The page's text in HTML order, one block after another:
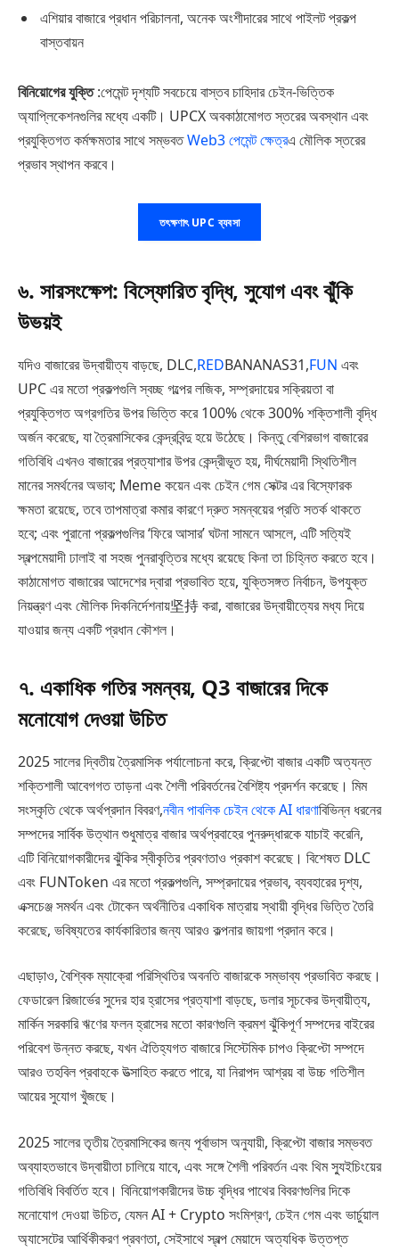
এশিয়ার বাজারে প্রধান পরিচালনা, অনেক অংশীদারের সাথে পাইলট প্রকল্প
বাস্তবায়ন
বিনিয়োগের যুক্তি:পেমেন্ট দৃশ্যটি সবচেয়ে বাস্তব চাহিদার চেইন-ভিত্তিক
অ্যাপ্লিকেশনগুলির মধ্যে একটি। UPCX অবকাঠামোগত স্তরের অবস্থান এবং
প্রযুক্তিগত কর্মক্ষমতার সাথে সম্ভবতWeb3 পেমেন্ট ক্ষেত্রএ মৌলিক স্তরের
প্রভাব স্থাপন করবে।
তৎক্ষণাৎ UPC ব্যবসা
৬. সারসংক্ষেপ: বিস্ফোরিত বৃদ্ধি, সুযোগ এবং ঝুঁকি
উভয়ই
যদিও বাজারের উদ্বায়ীত্য বাড়ছে, DLC,REDBANANAS31,FUN এবং
UPC এর মতো প্রকল্পগুলি স্বচ্ছ গল্পের লজিক, সম্প্রদায়ের সক্রিয়তা বা
প্রযুক্তিগত অগ্রগতির উপর ভিত্তি করে 100% থেকে 300% শক্তিশালী বৃদ্ধি
অর্জন করেছে, যা ত্রৈমাসিকের কেন্দ্রবিন্দু হয়ে উঠেছে। কিন্তু বেশিরভাগ বাজারের
গতিবিধি এখনও বাজারের প্রত্যাশার উপর কেন্দ্রীভূত হয়, দীর্ঘমেয়াদী স্থিতিশীল
মানের সমর্থনের অভাব; Meme কয়েন এবং চেইন গেম সেক্টর এর বিস্ফোরক
ক্ষমতা রয়েছে, তবে তাপমাত্রা কমার কারণে দ্রুত সমন্বয়ের প্রতি সতর্ক থাকতে
হবে; এবং পুরানো প্রকল্পগুলির ‘ফিরে আসার’ ঘটনা সামনে আসলে, এটি সত্যিই
স্বল্পমেয়াদী ঢালাই বা সহজ পুনরাবৃত্তির মধ্যে রয়েছে কিনা তা চিহ্নিত করতে হবে।
কাঠামোগত বাজারের আদেশের দ্বারা প্রভাবিত হয়ে, যুক্তিসঙ্গত নির্বাচন, উপযুক্ত
নিয়ন্ত্রণ এবং মৌলিক দিকনির্দেশনায়坚持 করা, বাজারের উদ্বায়ীত্যের মধ্য দিয়ে
যাওয়ার জন্য একটি প্রধান কৌশল।
৭. একাধিক গতির সমন্বয়, Q3 বাজারের দিকে
মনোযোগ দেওয়া উচিত
2025 সালের দ্বিতীয় ত্রৈমাসিক পর্যালোচনা করে, ক্রিপ্টো বাজার একটি অত্যন্ত
শক্তিশালী আবেগগত তাড়না এবং শৈলী পরিবর্তনের বৈশিষ্ট্য প্রদর্শন করেছে। মিম
সংস্কৃতি থেকে অর্থপ্রদান বিবরণ,নবীন পাবলিক চেইন থেকে AI ধারণাবিভিন্ন ধরনের
সম্পদের সার্বিক উত্থান শুধুমাত্র বাজার অর্থপ্রবাহের পুনরুদ্ধারকে যাচাই করেনি,
এটি বিনিয়োগকারীদের ঝুঁকির স্বীকৃতির প্রবণতাও প্রকাশ করেছে। বিশেষত DLC
এবং FUNToken এর মতো প্রকল্পগুলি, সম্প্রদায়ের প্রভাব, ব্যবহারের দৃশ্য,
এক্সচেঞ্জ সমর্থন এবং টোকেন অর্থনীতির একাধিক মাত্রায় স্থায়ী বৃদ্ধির ভিত্তি তৈরি
করেছে, ভবিষ্যতের কার্যকারিতার জন্য আরও কল্পনার জায়গা প্রদান করে।
এছাড়াও, বৈশ্বিক ম্যাক্রো পরিস্থিতির অবনতি বাজারকে সম্ভাব্য প্রভাবিত করছে।
ফেডারেল রিজার্ভের সুদের হার হ্রাসের প্রত্যাশা বাড়ছে, ডলার সূচকের উদ্বায়ীত্য,
মার্কিন সরকারি ঋণের ফলন হ্রাসের মতো কারণগুলি ক্রমশ ঝুঁকিপূর্ণ সম্পদের বাইরের
পরিবেশ উন্নত করছে, যখন ঐতিহ্যগত বাজারে সিস্টেমিক চাপও ক্রিপ্টো সম্পদে
আরও তহবিল প্রবাহকে উত্সাহিত করতে পারে, যা নিরাপদ আশ্রয় বা উচ্চ গতিশীল
আয়ের সুযোগ খুঁজছে।
2025 সালের তৃতীয় ত্রৈমাসিকের জন্য পূর্বাভাস অনুযায়ী, ক্রিপ্টো বাজার সম্ভবত
অব্যাহতভাবে উদ্বায়ীতা চালিয়ে যাবে, এবং সঙ্গে শৈলী পরিবর্তন এবং থিম স্যুইচিংয়ের
গতিবিধি বিবর্তিত হবে। বিনিয়োগকারীদের উচ্চ বৃদ্ধির পাথের বিবরণগুলির দিকে
মনোযোগ দেওয়া উচিত, যেমন AI + Crypto সংমিশ্রণ, চেইন গেম এবং ভার্চুয়াল
অ্যাসেটের আর্থিকীকরণ প্রবণতা, সেইসাথে স্বল্প মেয়াদে অত্যধিক উত্তপ্ত